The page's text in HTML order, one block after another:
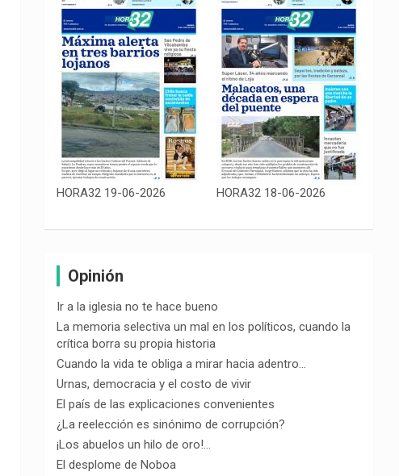
HORA32 19-06-2026 HORA32 18-06-2026
Opinión
Ir a la iglesia no te hace bueno
La memoria selectiva un mal en los políticos, cuando la
crítica borra su propia historia
Cuando la vida te obliga a mirar hacia adentro…
Urnas, democracia y el costo de vivir
El país de las explicaciones convenientes
¿La reelección es sinónimo de corrupción?
¡Los abuelos un hilo de oro!…
El desplome de Noboa